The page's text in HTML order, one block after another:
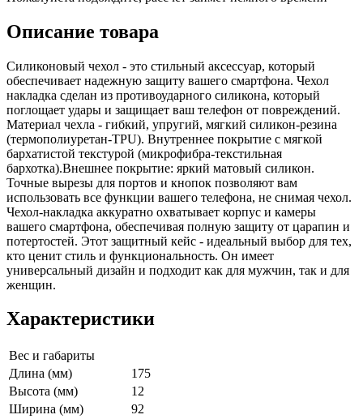
Описание товара
Силиконовый чехол - это стильный аксессуар, который
обеспечивает надежную защиту вашего смартфона. Чехол
накладка сделан из противоударного силикона, который
поглощает удары и защищает ваш телефон от повреждений.
Материал чехла - гибкий, упругий, мягкий силикон-резина
(термополиуретан-TPU). Внутреннее покрытие с мягкой
бархатистой текстурой (микрофибра-текстильная
бархотка).Внешнее покрытие: яркий матовый силикон.
Точные вырезы для портов и кнопок позволяют вам
использовать все функции вашего телефона, не снимая чехол.
Чехол-накладка аккуратно охватывает корпус и камеры
вашего смартфона, обеспечивая полную защиту от царапин и
потертостей. Этот защитный кейс - идеальный выбор для тех,
кто ценит стиль и функциональность. Он имеет
универсальный дизайн и подходит как для мужчин, так и для
женщин.
Характеристики
Вес и габариты
Длина (мм)
175
Высота (мм)
12
Ширина (мм)
92